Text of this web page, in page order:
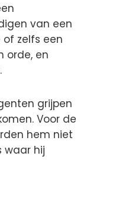
van een
zelfs een
orde, en
grijpen
Voor de
hem niet
waar hij